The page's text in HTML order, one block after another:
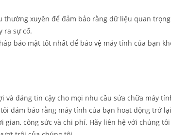
thường xuyên để đảm bảo rằng dữ liệu quan trọng
ra sự cố.
bảo mật tốt nhất để bảo vệ máy tính của bạn
và đáng tin cậy cho mọi nhu cầu sửa chữa máy
đảm bảo rằng máy tính của bạn hoạt động trở
công sức và chi phí. Hãy liên hệ với chúng tôi